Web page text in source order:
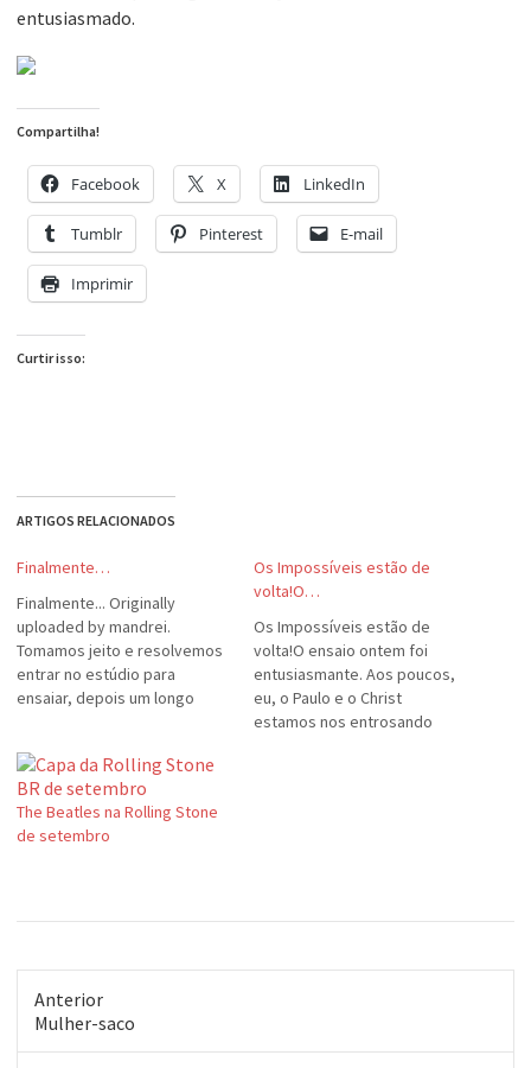
entusiasmado.
Compartilha!
Facebook X LinkedIn
Tumblr Pinterest E-mail
Imprimir
Curtir isso:
ARTIGOS RELACIONADOS
Finalmente…
Finalmente... Originally
uploaded by mandrei.
Tomamos jeito e resolvemos
entrar no estúdio para
ensaiar, depois um longo
novidades para o segundo
semestre!
Os Impossíveis estão de
volta!O…
Os Impossíveis estão de
volta!O ensaio ontem foi
entusiasmante. Aos poucos,
eu, o Paulo e o Christ
estamos nos entrosando
The Beatles na Rolling Stone
de setembro
Anterior
Post
anterior:
Mulher-saco